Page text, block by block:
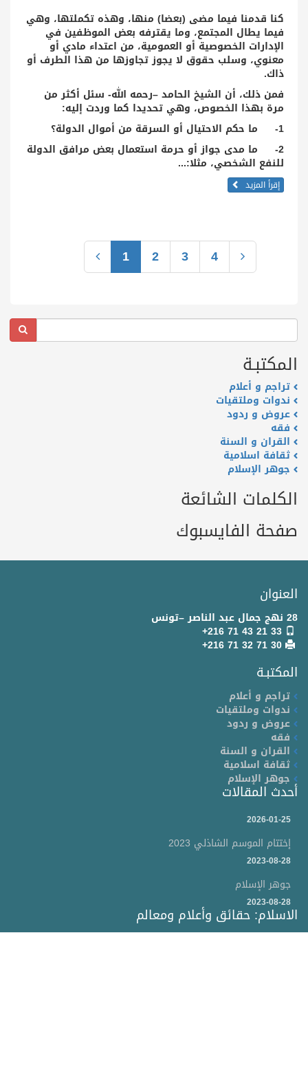
كنا قدمنا فيما مضى (بعضا) منها، وهذه تكملتها، وهي
فيما يطال المجتمع، وما يقترفه بعض الموظفين في
الإدارات الخصوصية أو العمومية، من اعتداء مادي أو
معنوي، وسلب حقوق لا يجوز تجاوزها من هذا الطرف أو
ذاك.
فمن ذلك، أن الشيخ الحامد –رحمه الله- سئل أكثر من
مرة بهذا الخصوص، وهي تحديدا كما وردت إليه:
1- ما حكم الاحتيال أو السرقة من أموال الدولة؟
2- ما مدى جواز أو حرمة استعمال بعض مرافق الدولة
للنفع الشخصي، مثلا:...
إقرأ المزيد
1 2 3 4
المكتبـة
تراجم و أعلام
ندوات وملتقيات
عروض و ردود
فقه
القران و السنة
ثقافة اسلامية
جوهر الإسلام
الكلمات الشائعة
صفحة الفايسبوك
العنوان
28 نهج جمال عبد الناصر –تونس
+216 71 43 21 33
+216 71 32 71 30
المكتبـة
تراجم و أعلام
ندوات وملتقيات
عروض و ردود
فقه
القران و السنة
ثقافة اسلامية
جوهر الإسلام
أحدث المقالات
2026-01-25
إختتام الموسم الشاذلي 2023
2023-08-28
جوهر الإسلام
2023-08-28
الاسلام: حقائق وأعلام ومعالم